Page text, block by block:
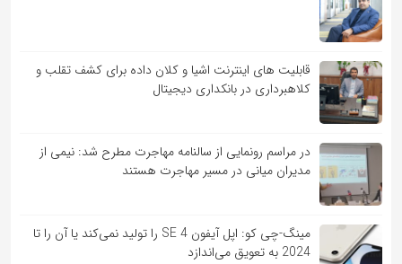
قابلیت ‏های اینترنت اشیا و کلان‏ داده برای کشف تقلب و
کلاهبرداری در بانکداری دیجیتال
در مراسم رونمایی از سالنامه مهاجرت مطرح شد: نیمی از
مدیران میانی در مسیر مهاجرت هستند
مینگ-چی کو: اپل آیفون SE 4 را تولید نمی‌کند یا آن را تا
2024 به تعویق می‌اندازد